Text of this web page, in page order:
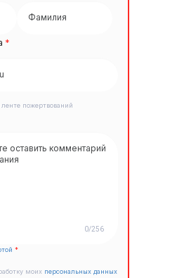
*
пожертвований
0/256
*
моих персональных данных